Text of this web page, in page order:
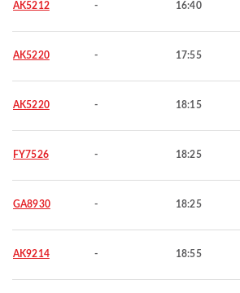
AK5212 - 16:40
AK5220 - 17:55
AK5220 - 18:15
FY7526 - 18:25
GA8930 - 18:25
AK9214 - 18:55